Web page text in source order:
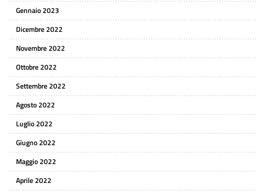
Gennaio 2023
Dicembre 2022
Novembre 2022
Ottobre 2022
Settembre 2022
Agosto 2022
Luglio 2022
Giugno 2022
Maggio 2022
Aprile 2022